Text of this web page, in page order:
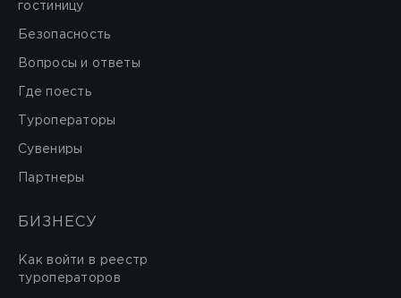
гостиницу
Безопасность
Вопросы и ответы
Где поесть
Туроператоры
Сувениры
Партнеры
БИЗНЕСУ
Как войти в реестр
туроператоров